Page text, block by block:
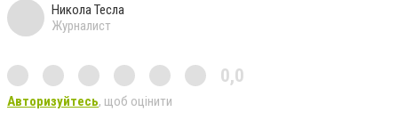
Никола Тесла
Журналист
0,0
Авторизуйтесь, щоб оцінити